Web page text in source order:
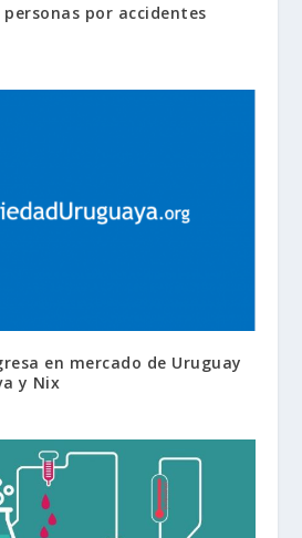
por accidentes
en mercado de Uruguay
y Nix